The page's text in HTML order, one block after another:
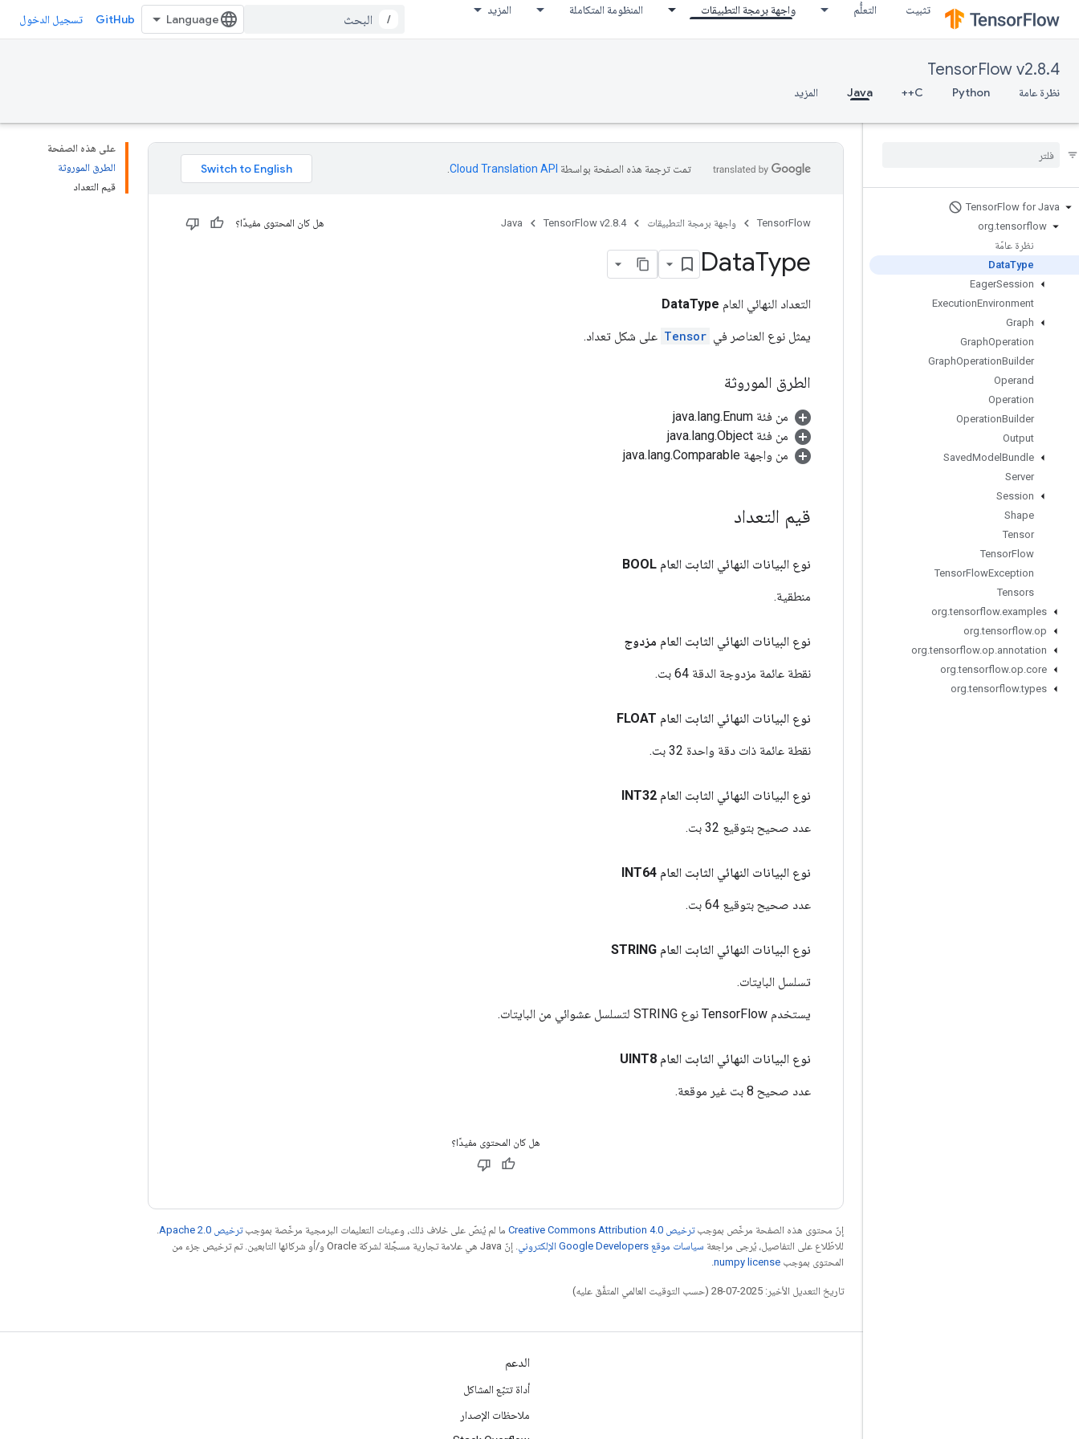
تثبيت التعلُّم واجهة برمجة التطبيقات المنظومة المتكاملة المزيد
/
GitHub تسجيل الدخول
TensorFlow v2.8.4
نظرة عامة Python
C++
Java المزيد
TensorFlow for Java
org.tensorflow
نظرة عامّة
DataType
EagerSession
ExecutionEnvironment
Graph
GraphOperation
GraphOperationBuilder
Operand
Operation
OperationBuilder
Output
SavedModel Bundle
Server
Session
Shape
Tensor
TensorFlow
TensorFlowException
Tensors
org.tensorflow.examples
org.tensorflow.op
org.tensorflow.op.annotation
org.tensorflow.op.core
org.tensorflow.types
على هذه الصفحة
الطرق الموروثة
قيم التعداد
تمت ترجمة هذه الصفحة بواسطة Cloud Translation API‏
TensorFlow واجهة برمجة التطبيقات TensorFlow v2.8.4
Java هل كان المحتوى مفيدًا؟
DataType
التعداد النهائي العام DataType
يمثل نوع العناصر في Tensor على شكل تعداد.
الطرق الموروثة
من فئة java.lang.Enum
من فئة java.lang.Object
من واجهة java.lang.Comparable
قيم التعداد
نوع البيانات النهائي الثابت العام BOOL
منطقية.
نوع البيانات النهائي الثابت العام مزدوج
نقطة عائمة مزدوجة الدقة 64 بت.
نوع البيانات النهائي الثابت العام FLOAT
نقطة عائمة ذات دقة واحدة 32 بت.
نوع البيانات النهائي الثابت العام INT32
عدد صحيح بتوقيع 32 بت.
نوع البيانات النهائي الثابت العام INT64
عدد صحيح بتوقيع 64 بت.
نوع البيانات النهائي الثابت العام STRING
تسلسل البايتات.
يستخدم TensorFlow نوع STRING لتسلسل عشوائي من البايتات.
نوع البيانات النهائي الثابت العام UINT8
عدد صحيح 8 بت غير موقعة.
هل كان المحتوى مفيدًا؟
إنّ محتوى هذه الصفحة مرخّص بموجبترخيص Creative Commons Attribution 4.0‏ ما لم يُنصّ على خلاف ذلك، وعينات التعليمات البرمجية مرخّصة بموجبترخيص Apache 2.0‏
للاطّلاع على التفاصيل، يُرجى مراجعة سياسات موقع Google Developers الإلكتروني
. إنّ Java هي علامة تجارية مسجَّلة لشركة Oracle و/أو شركائها التابعين. تم ترخيص جزء من
المحتوى بموجب numpy license
تاريخ التعديل الأخير: 2025-07-28 (حسب التوقيت العالمي المتفَّق عليه)
الدعم
أداة تتبّع المشاكل
ملاحظات الإصدار